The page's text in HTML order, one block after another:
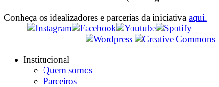
Conheça os idealizadores e parcerias da iniciativa aqui.
Institucional
Quem somos
Parceiros